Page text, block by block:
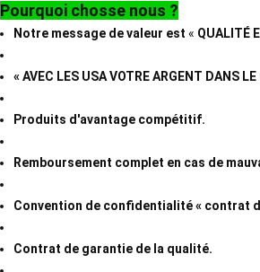
Pourquoi chosse nous ?
Notre message de valeur est « QUALITÉ
« AVEC LES USA VOTRE ARGENT DANS
Produits d'avantage compétitif.
Remboursement complet en cas de
Convention de confidentialité « contrat
Contrat de garantie de la qualité.